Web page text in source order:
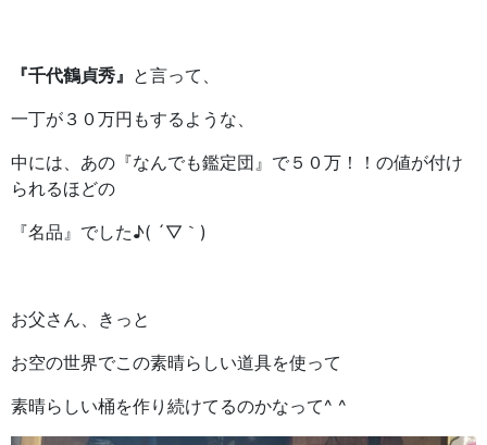
『千代鶴貞秀』 と言って、
一丁が３０万円もするような、
中には、あの『なんでも鑑定団』で５０万！！の値が付け
られるほどの
『名品』でした♪( ´▽｀)
お父さん、きっと
お空の世界でこの素晴らしい道具を使って
素晴らしい桶を作り続けてるのかなって^ ^